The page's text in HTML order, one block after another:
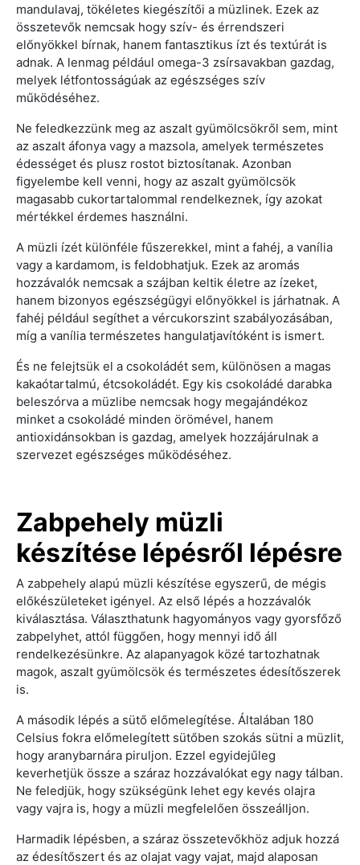
mandulavaj, tökéletes kiegészítői a müzlinek. Ezek az
összetevők nemcsak hogy szív- és érrendszeri
előnyökkel bírnak, hanem fantasztikus ízt és textúrát is
adnak. A lenmag például omega-3 zsírsavakban gazdag,
melyek létfontosságúak az egészséges szív
működéséhez.
Ne feledkezzünk meg az aszalt gyümölcsökről sem, mint
az aszalt áfonya vagy a mazsola, amelyek természetes
édességet és plusz rostot biztosítanak. Azonban
figyelembe kell venni, hogy az aszalt gyümölcsök
magasabb cukortartalommal rendelkeznek, így azokat
mértékkel érdemes használni.
A müzli ízét különféle fűszerekkel, mint a fahéj, a vanília
vagy a kardamom, is feldobhatjuk. Ezek az aromás
hozzávalók nemcsak a szájban keltik életre az ízeket,
hanem bizonyos egészségügyi előnyökkel is járhatnak. A
fahéj például segíthet a vércukorszint szabályozásában,
míg a vanília természetes hangulatjavítóként is ismert.
És ne felejtsük el a csokoládét sem, különösen a magas
kakaótartalmú, étcsokoládét. Egy kis csokoládé darabka
beleszórva a müzlibe nemcsak hogy megajándékoz
minket a csokoládé minden örömével, hanem
antioxidánsokban is gazdag, amelyek hozzájárulnak a
szervezet egészséges működéséhez.
Zabpehely müzli
készítése lépésről lépésre
A zabpehely alapú müzli készítése egyszerű, de mégis
előkészületeket igényel. Az első lépés a hozzávalók
kiválasztása. Választhatunk hagyományos vagy gyorsfőző
zabpelyhet, attól függően, hogy mennyi idő áll
rendelkezésünkre. Az alapanyagok közé tartozhatnak
magok, aszalt gyümölcsök és természetes édesítőszerek
is.
A második lépés a sütő előmelegítése. Általában 180
Celsius fokra előmelegített sütőben szokás sütni a müzlit,
hogy aranybarnára piruljon. Ezzel egyidejűleg
keverhetjük össze a száraz hozzávalókat egy nagy tálban.
Ne feledjük, hogy szükségünk lehet egy kevés olajra
vagy vajra is, hogy a müzli megfelelően összeálljon.
Harmadik lépésben, a száraz összetevőkhöz adjuk hozzá
az édesítőszert és az olajat vagy vajat, majd alaposan